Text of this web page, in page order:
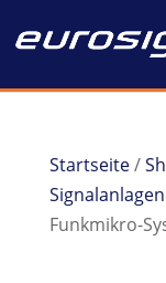
Startseite/
Signalanlagen
Funkmikro-